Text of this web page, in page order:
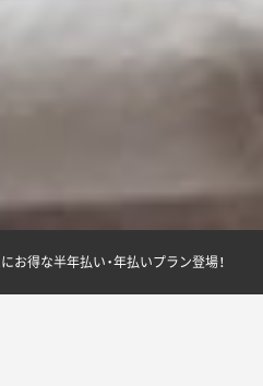
お得な半年払い・年払いプラン登場！